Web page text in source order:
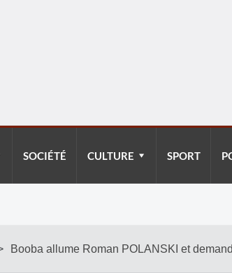
SOCIÉTÉ CULTURE SPORT
Booba allume Roman POLANSKI et